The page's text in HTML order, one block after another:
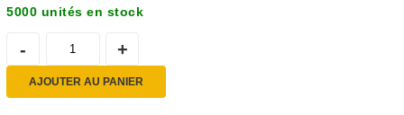
5000 unités en stock
AJOUTER AU PANIER